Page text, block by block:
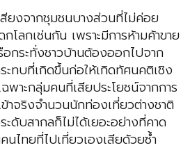
สียงจากชุมชนบางส่วนที่ไม่ค่อย
โลกเช่นกัน เพราะมีการห้ามค้าขาย
กระทั่งชาวบ้านต้องออกไปจาก
ทบที่เกิดขึ้นก่อให้เกิดทัศนคติเชิง
าะกลุ่มคนที่เสียประโยชน์จากการ
าจริงจำนวนนักท่องเที่ยวต่างชาติ
ดับสากลก็ไม่ได้เยอะอย่างที่คาด
ไทยที่ไปเที่ยวเองเสียด้วยซ้ำ